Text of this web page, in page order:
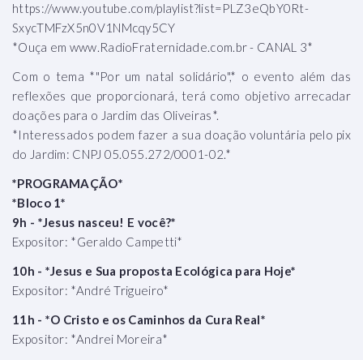
https://www.youtube.com/playlist?list=PLZ3eQbY0Rt-
SxycTMFzX5n0V1NMcqy5CY
*Ouça em www.RadioFraternidade.com.br - CANAL 3*
Com o tema *"Por um natal solidário",* o evento além das
reflexões que proporcionará, terá como objetivo arrecadar
doações para o Jardim das Oliveiras*.
*Interessados podem fazer a sua doação voluntária pelo pix
do Jardim: CNPJ 05.055.272/0001-02.*
*PROGRAMAÇÃO*
*Bloco 1*
9h - *Jesus nasceu! E você?*
Expositor: *Geraldo Campetti*
10h - *Jesus e Sua proposta Ecológica para Hoje*
Expositor: *André Trigueiro*
11h - *O Cristo e os Caminhos da Cura Real*
Expositor: *Andrei Moreira*